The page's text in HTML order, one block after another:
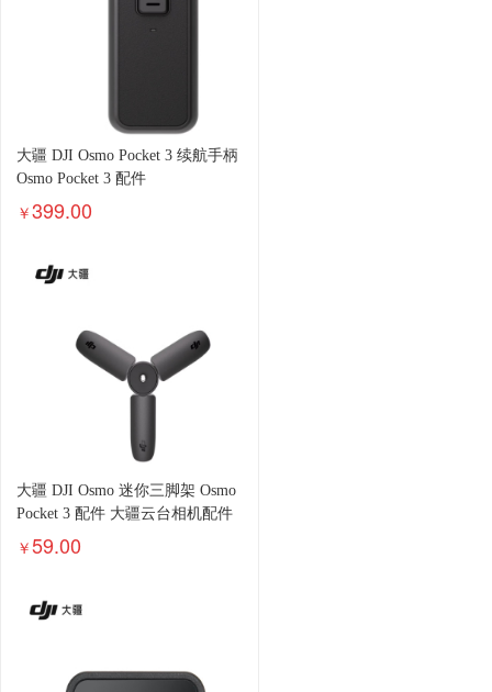
大疆 DJI Osmo Pocket 3 续航手柄
Osmo Pocket 3 配件
￥399.00
大疆 DJI Osmo 迷你三脚架 Osmo
Pocket 3 配件 大疆云台相机配件
￥59.00